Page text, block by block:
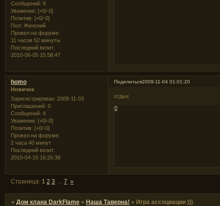
Сообщений: 9
Уважение: [+0/-0]
Позитив: [+0/-0]
Пол: Женский
Провел на форуме:
11 часов 52 минуты
Последний визит:
2010-06-05 15:58:47
Поделиться2009-11-04 01:01:20
homo
Новичок
Зарегистрирован: 2009-11-03
Приглашений: 0
Сообщений: 4
Уважение: [+0/-0]
Позитив: [+0/-0]
Провел на форуме:
2 часа 40 минут
Последний визит:
2010-04-15 16:26:38
отдых
0
Страница:1 2 3 … 7 »
»Дом клана DarkFlame » Наша Таверна! » Игра ассоциации )))